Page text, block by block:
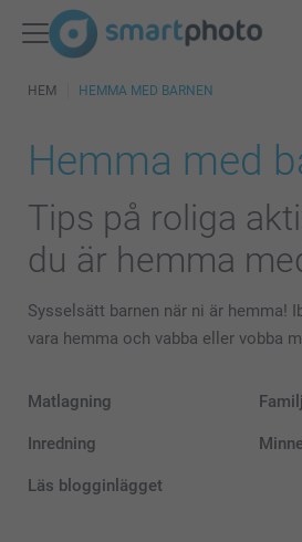
HEM HEMMA MED BARNEN
Hemma med
Tips på roliga
du är hemma
Sysselsätt barnen när ni är hemma!
vara hemma och vabba eller vobba
Matlagning
Inredning
Läs blogginlägget